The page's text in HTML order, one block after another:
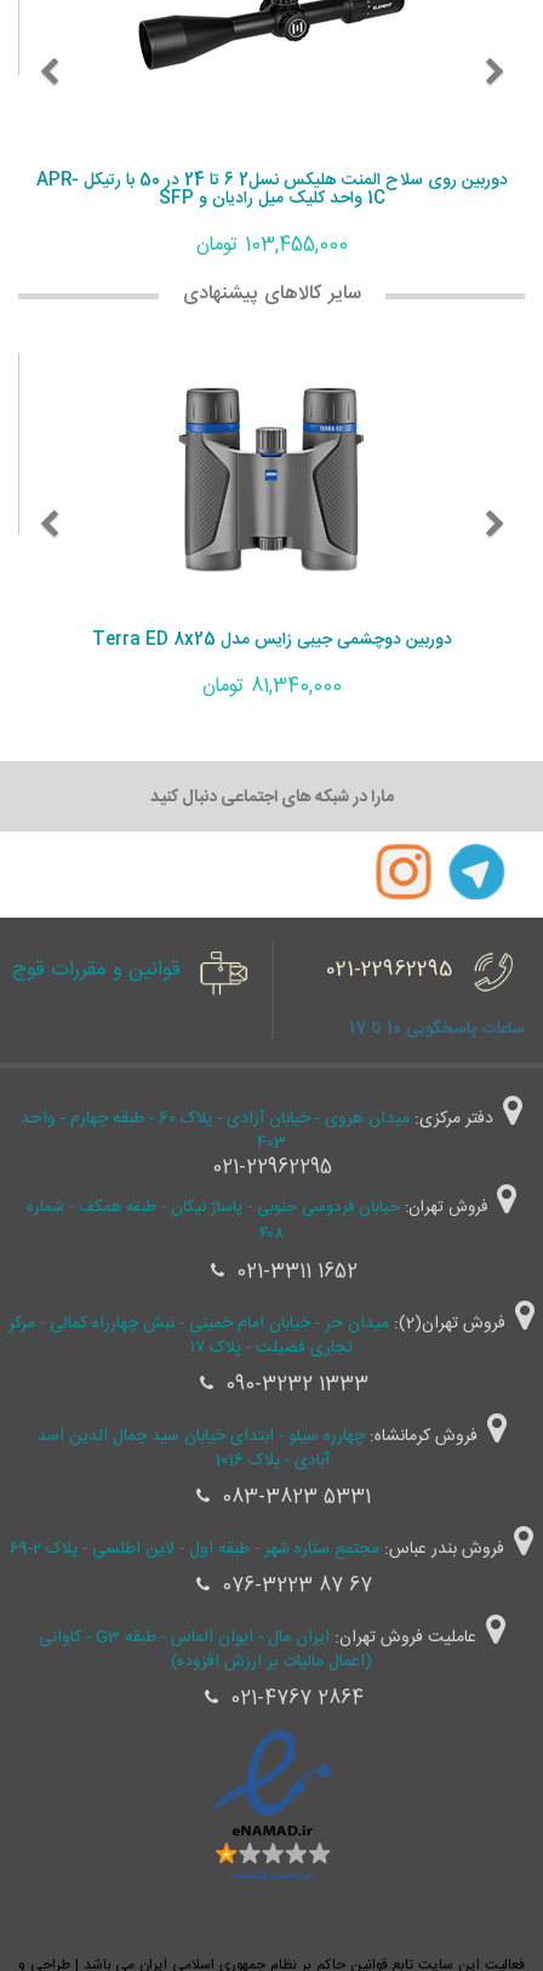
دوربین روی سلاح المنت هلیکس نسل2 6 تا 24 در 50 با رتیکل APR-
1C واحد کلیک میل رادیان و SFP
103,455,000 تومان
سایر کالاهای پیشنهادی
دوربین دوچشمی جیبی زایس مدل Terra ED 8x25
81,340,000 تومان
مارا در شبکه های اجتماعی دنبال کنید
021-22962295
ساعات پاسخگویی 10 تا 17
قوانین و مقررات قوچ
دفتر مرکزی:
میدان هروی - خیابان آزادی - پلاک 60 - طبقه چهارم - واحد
403
021-22962295
فروش تهران: خیابان فردوسی جنوبی - پاساژ نیکان - طبقه همکف - شماره
۴۰۸
021-3311 1652
فروش تهران(2):
میدان حر - خیابان امام خمینی - نبش چهارراه کمالی - مرکز
تجاری فضیلت - پلاک ۱۷
090-3232 1333
فروش کرمانشاه:چهارره سیلو - ابتدای خیابان سید جمال ‌الدین اسد
آبادی - پلاک 1016
083-3823 5331
فروش بندر عباس: مجتمع ستاره شهر - طبقه اول - لاین اطلسی - پلاک 2-69
076-3223 87 67
عاملیت فروش تهران:
ایران مال - ایوان الماس - طبقه G3 - کاوانی
(اعمال مالیات بر ارزش افزوده)
021-4767 2864
فعالیت این سایت تابع قوانین حاکم بر نظام جمهوری اسلامی ایران می باشد | طراحی و